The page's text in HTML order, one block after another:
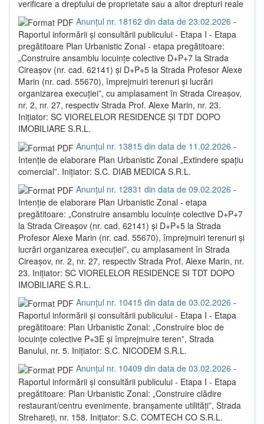
verificare a dreptului de proprietate sau a altor drepturi reale
Anunțul nr. 18162 din data de 23.02.2026 -
Raportul informării și consultării publicului - Etapa I - Etapa
pregătitoare Plan Urbanistic Zonal - etapa pregătitoare:
„Construire ansamblu locuințe colective D+P+7 la Strada
Cireașov (nr. cad. 62141) și D+P+5 la Strada Profesor Alexe
Marin (nr. cad. 55670), împrejmuiri terenuri și lucrări
organizarea execuției”, cu amplasament în Strada Cireașov,
nr. 2, nr. 27, respectiv Strada Prof. Alexe Marin, nr. 23.
Inițiator: SC VIORELELOR RESIDENCE ȘI TDT DOPO
IMOBILIARE S.R.L.
Anunțul nr. 13815 din data de 11.02.2026 -
Intenție de elaborare Plan Urbanistic Zonal „Extindere spațiu
comercial”. Inițiator: S.C. DIAB MEDICA S.R.L.
Anunțul nr. 12831 din data de 09.02.2026 -
Intenție de elaborare Plan Urbanistic Zonal - etapa
pregătitoare: „Construire ansamblu locuințe colective D+P+7
la Strada Cireașov (nr. cad. 62141) și D+P+5 la Strada
Profesor Alexe Marin (nr. cad. 55670), împrejmuiri terenuri și
lucrări organizarea execuției”, cu amplasament în Strada
Cireașov, nr. 2, nr. 27, respectiv Strada Prof. Alexe Marin, nr.
23. Inițiator: SC VIORELELOR RESIDENCE SI TDT DOPO
IMOBILIARE S.R.L.
Anunțul nr. 10415 din data de 03.02.2026 -
Raportul informării și consultării publicului - Etapa I - Etapa
pregătitoare: Plan Urbanistic Zonal: „Construire bloc de
locuințe colective P+3E și împrejmuire teren”, Strada
Banului, nr. 5. Inițiator: S.C. NICODEM S.R.L.
Anunțul nr. 10409 din data de 03.02.2026 -
Raportul informării și consultării publicului - Etapa I - Etapa
pregătitoare: Plan Urbanistic Zonal: „Construire clădire
restaurant/centru evenimente, branșamente utilități”, Strada
Strehareți, nr. 158. Inițiator: S.C. COMTECH CO S.R.L.